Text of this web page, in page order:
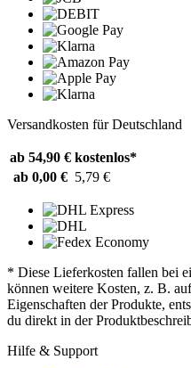
Versandkosten für Deutschland
ab 54,90 € kostenlos*
ab 0,00 € 5,79 €
* Diese Lieferkosten fallen bei
können weitere Kosten, z. B.
Eigenschaften der Produkte,
du direkt in der
Hilfe & Support